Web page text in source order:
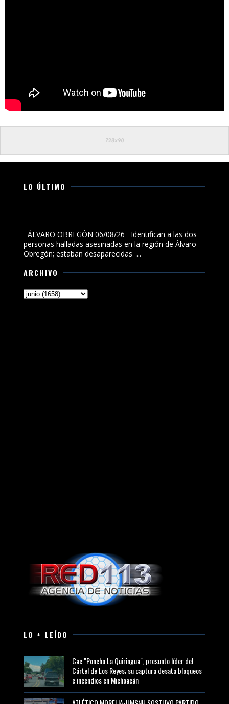
LO ÚLTIMO
ÁLVARO OBREGÓN 06/08/26 Identifican a las dos
personas halladas asesinadas en la región de Álvaro
Obregón; estaban desaparecidas ...
ARCHIVO
LO + LEÍDO
Cae "Poncho La Quiringua", presunto líder del
Cártel de Los Reyes; su captura desata bloqueos
e incendios en Michoacán